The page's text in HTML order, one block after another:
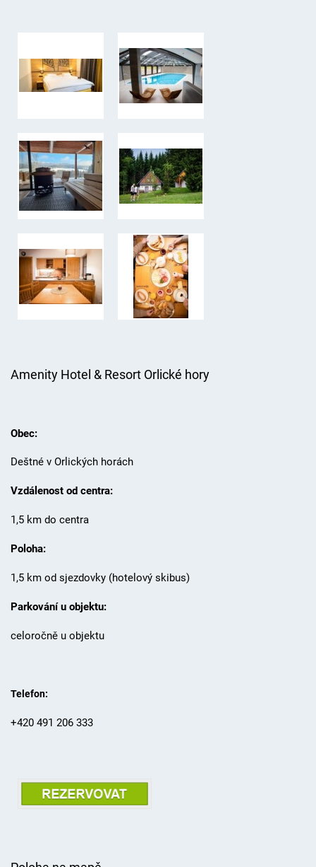
Amenity Hotel & Resort Orlické hory
Obec:
Deštné v Orlických horách
Vzdálenost od centra:
1,5 km do centra
Poloha:
1,5 km od sjezdovky (hotelový skibus)
Parkování u objektu:
celoročně u objektu
Telefon:
+420 491 206 333